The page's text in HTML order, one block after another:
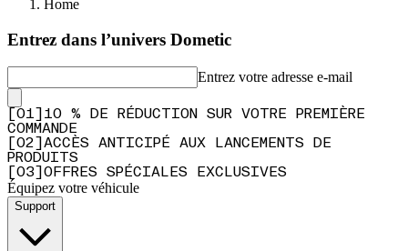
Home
Entrez dans l’univers Dometic
Entrez votre adresse e-mail
01
10 % DE RÉDUCTION SUR VOTRE PREMIÈRE
COMMANDE
02
ACCÈS ANTICIPÉ AUX LANCEMENTS DE
PRODUITS
03 OFFRES SPÉCIALES EXCLUSIVES
Équipez votre véhicule
Support